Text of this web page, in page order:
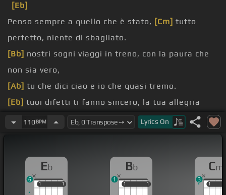
[Eb]
Penso sempre a quello che è stato, [Cm] tutto
perfetto, niente di sbagliato.
[Bb] nostri sogni viaggi in treno, con la paura che
non sia vero,
[Ab] tu che dici ciao e io che quasi tremo.
[Eb] tuoi difetti ti fanno sincero, la tua allegria
peso d'oro.
lunghe attese negli aeroporti, pochi giorni ma
atterraggi di fortuna con il peso di una piuma,
come una goccia scavi piano e piano piano.
110BPM Lyrics On
Eb
1 1
1 1
6
Bb
1 1
1 1
1
Cm
11
3